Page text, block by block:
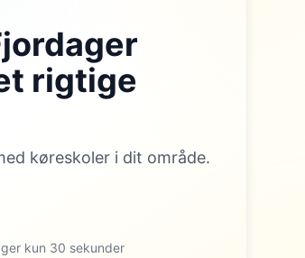
rigtige
køreskoler i dit område.
kun 30 sekunder